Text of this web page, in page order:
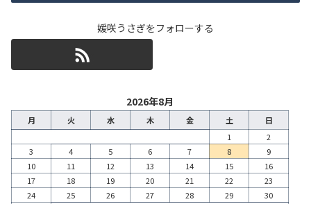
媛咲うさぎをフォローする
2026年8月
月 火 水 木 金 土
日
1
2
3
4 5 6 7 8
9
10
11 12 13 14 15
16
17
18 19 20 21 22
23
24
25 26 27 28 29 30